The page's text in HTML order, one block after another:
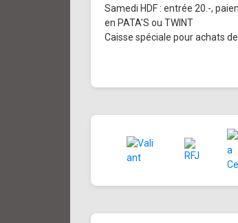
Samedi HDF : entrée 20.-,
en PATA'S ou TWINT
Caisse spéciale pour achats